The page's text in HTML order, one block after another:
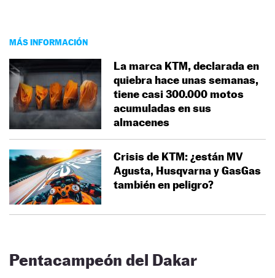
MÁS INFORMACIÓN
La marca KTM, declarada en
quiebra hace unas semanas,
tiene casi 300.000 motos
acumuladas en sus
almacenes
Crisis de KTM: ¿están MV
Agusta, Husqvarna y GasGas
también en peligro?
Pentacampeón del Dakar